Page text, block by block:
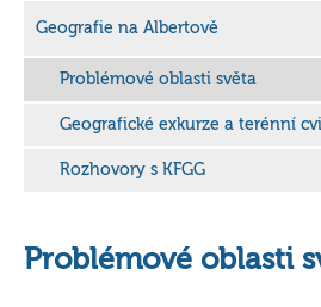
Geografie na Albertově
Problémové oblasti světa
Geografické exkurze a terénní
Rozhovory s KFGG
Problémové oblasti